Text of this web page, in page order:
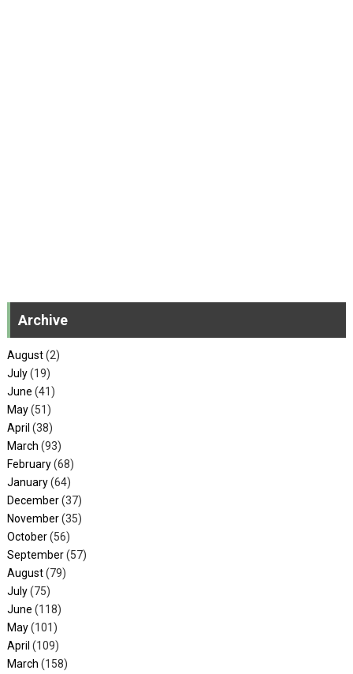
Archive
August(2)
July(19)
June (41)
May(51)
April (38)
March (93)
February(68)
January(64)
December(37)
November(35)
October(56)
September(57)
August(79)
July(75)
June (118)
May(101)
April (109)
March (158)